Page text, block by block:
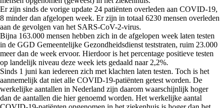
Er zijn sinds de vorige update 24 patiënten overleden aan COVID-19,
8 minder dan afgelopen week. Er zijn in totaal 6230 mensen overleden
aan de gevolgen van het SARS-CoV-2-virus.
Bijna 163.000 mensen hebben zich in de afgelopen week laten testen
in de GGD Gemeentelijke Gezondheidsdienst teststraten, ruim 23.000
meer dan de week ervoor. Hierdoor is het percentage positieve testen
op landelijk niveau deze week iets gedaald naar 2,2%.
Sinds 1 juni kan iedereen zich met klachten laten testen. Toch is het
aannemelijk dat niet alle COVID-19-patiënten getest worden. De
werkelijke aantallen in Nederland zijn daarom waarschijnlijk hoger
dan de aantallen die hier genoemd worden. Het werkelijke aantal